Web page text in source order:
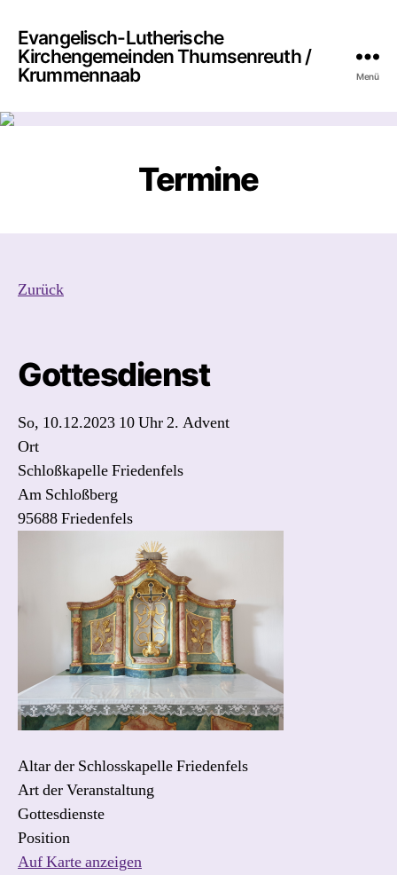
Evangelisch-Lutherische
Kirchengemeinden Thumsenreuth /
Krummennaab
Menü
Termine
Zurück
Gottesdienst
So, 10.12.2023 10 Uhr2. Advent
Ort
Schloßkapelle Friedenfels
Am Schloßberg
95688 Friedenfels
Altar der Schlosskapelle Friedenfels
Art der Veranstaltung
Gottesdienste
Position
Auf Karte anzeigen